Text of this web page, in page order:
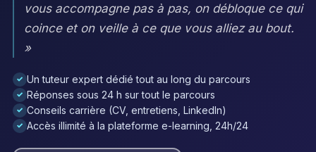
vous accompagne pas à pas, on débloque ce qui
coince et on veille à ce que vous alliez au bout.
»
✓ Un tuteur expert dédié tout au long du parcours
✓ Réponses sous 24 h sur tout le parcours
✓ Conseils carrière (CV, entretiens, LinkedIn)
✓ Accès illimité à la plateforme e-learning, 24h/24